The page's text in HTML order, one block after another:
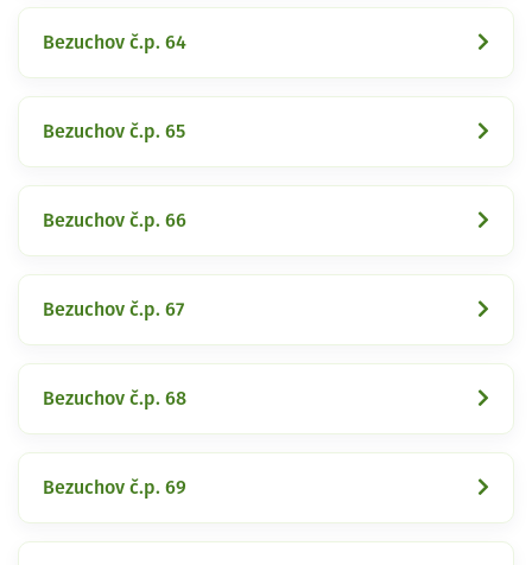
Bezuchov č.p. 64
Bezuchov č.p. 65
Bezuchov č.p. 66
Bezuchov č.p. 67
Bezuchov č.p. 68
Bezuchov č.p. 69